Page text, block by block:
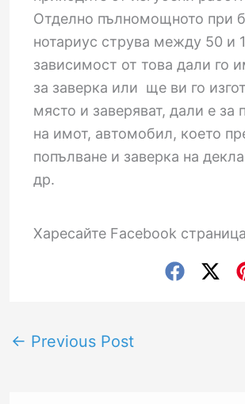
Отделно пълномощното при
нотариус струва между 50 и
зависимост от това дали го
за заверка или ще ви го
място и заверяват, дали е за
на имот, автомобил, което
попълване и заверка на
др.
Харесайте Facebook
← Previous Post